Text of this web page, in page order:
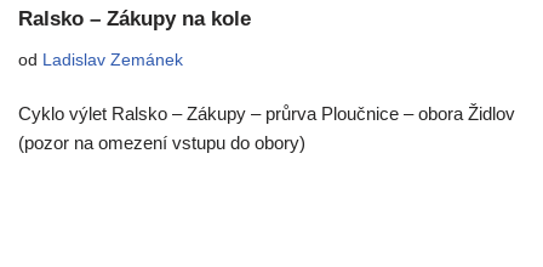
Ralsko – Zákupy na kole
od Ladislav Zemánek
Cyklo výlet Ralsko – Zákupy – průrva Ploučnice – obora Židlov
(pozor na omezení vstupu do obory)